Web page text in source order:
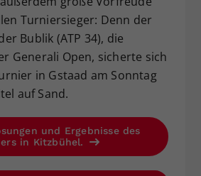
Turniersieger: Denn der
Bublik (ATP 34), die
Generali Open, sicherte sich
in Gstaad am Sonntag
auf Sand.
und Ergebnisse des
in Kitzbühel.